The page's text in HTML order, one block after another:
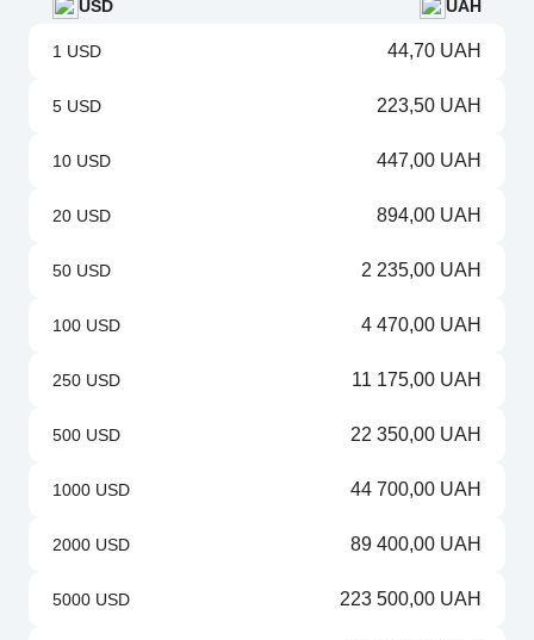
USD UAH
1 USD 44,70 UAH
5 USD 223,50 UAH
10 USD 447,00 UAH
20 USD 894,00 UAH
50 USD 2 235,00 UAH
100 USD 4 470,00 UAH
250 USD 11 175,00 UAH
500 USD 22 350,00 UAH
1000 USD 44 700,00 UAH
2000 USD 89 400,00 UAH
5000 USD 223 500,00 UAH